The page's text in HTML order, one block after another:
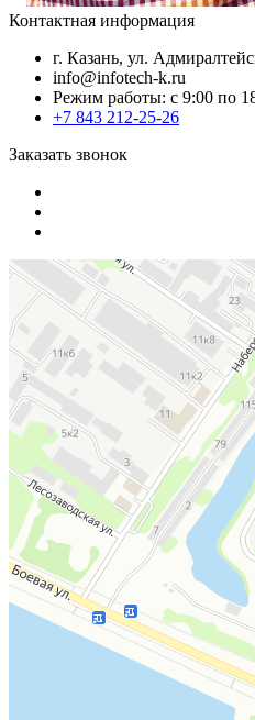
Контактная информация
г. Казань, ул.
info@infotech-k.ru
Режим работы: с 9:00 по
+7 843 212-25-26
Заказать звонок